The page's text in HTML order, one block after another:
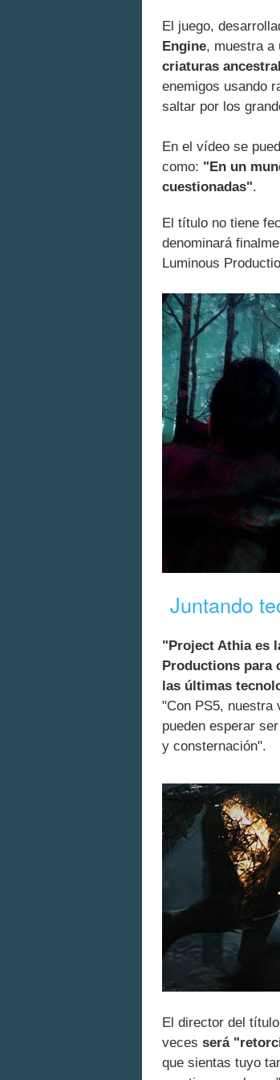
El juego,
Engine, muestra a
criaturas
enemigos usando
saltar por los
En el vídeo se
como: "En un
cuestionadas".
El título no tiene
denominará
Luminous
Juntando
"Project Athia es
Productions para
las últimas
"Con PS5, nuestra
pueden esperar
y consternación".
El director del
veces será
que sientas tuyo